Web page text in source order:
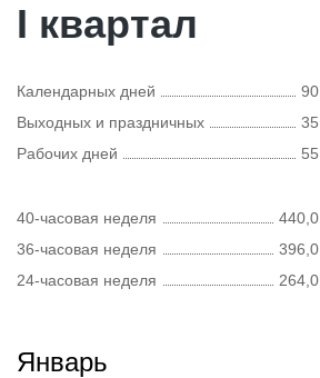
I квартал
Календарных дней
90
Выходных и праздничных
35
Рабочих дней
55
40-часовая неделя
440,0
36-часовая неделя
396,0
24-часовая неделя
264,0
Январь